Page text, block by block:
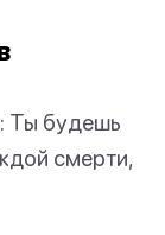
: Ты будешь
смерти,